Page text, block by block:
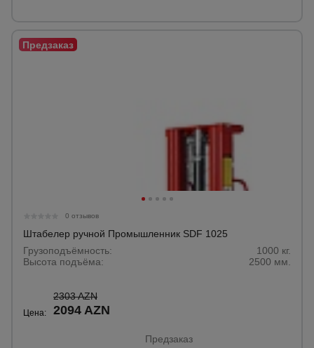
0 отзывов
Штабелер ручной Промышленник SDF 1025
Грузоподъёмность:
1000 кг.
Высота подъёма:
2500 мм.
Цена:
2303 AZN
2094 AZN
Предзаказ